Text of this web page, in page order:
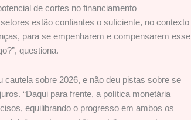
de cortes no financiamento
estão confiantes o suficiente, no contexto
para se empenharem e compensarem esse
questiona.
cautela sobre 2026, e não deu pistas sobre se
“Daqui para frente, a política monetária
equilibrando o progresso em ambos os